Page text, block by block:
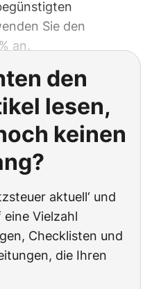
Sie den
an.
den
lesen,
keinen
aktuell‘ und
Vielzahl
Checklisten und
die Ihren